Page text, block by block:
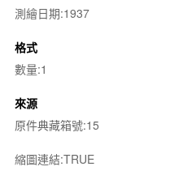
測繪日期:1937
格式
數量:1
來源
原件典藏箱號:15
縮圖連結:TRUE